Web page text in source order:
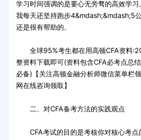
学习时间强调的是要心无旁骛的高效学习
我每天还坚持跑步4&mdash;&mdash;5
还是很有帮助的。
全球95%考生都在用高顿CFA资料
整资料下载即可(资料包含CFA必考点总
必备)【关注高顿金融分析师微信菜单栏
网在线咨询领取】
二、对CFA备考方法的实践观点
CFA考试的目的是考核你对核心考点